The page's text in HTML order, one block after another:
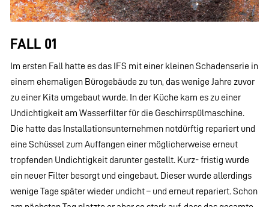
FALL 01
Im ersten Fall hatte es das IFS mit einer kleinen Schadenserie in
einem ehemaligen Bürogebäude zu tun, das wenige Jahre zuvor
zu einer Kita umgebaut wurde. In der Küche kam es zu einer
Undichtigkeit am Wasserfilter für die Geschirrspülmaschine.
Die hatte das Installationsunternehmen notdürftig repariert und
eine Schüssel zum Auffangen einer möglicherweise erneut
tropfenden Undichtigkeit darunter gestellt. Kurz- fristig wurde
ein neuer Filter besorgt und eingebaut. Dieser wurde allerdings
wenige Tage später wieder undicht – und erneut repariert. Schon